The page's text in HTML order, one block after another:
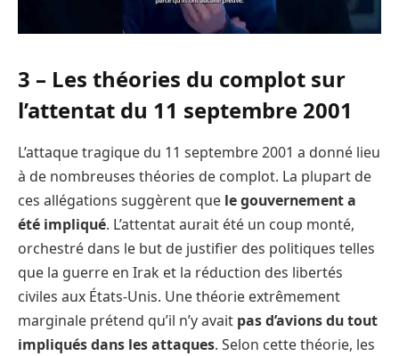
3 – Les théories du complot sur
l’attentat du 11 septembre 2001
L’attaque tragique du 11 septembre 2001 a donné lieu
à de nombreuses théories de complot. La plupart de
ces allégations suggèrent que le gouvernement a
été impliqué. L’attentat aurait été un coup monté,
orchestré dans le but de justifier des politiques telles
que la guerre en Irak et la réduction des libertés
civiles aux États-Unis. Une théorie extrêmement
marginale prétend qu’il n’y avait pas d’avions du tout
impliqués dans les attaques. Selon cette théorie, les